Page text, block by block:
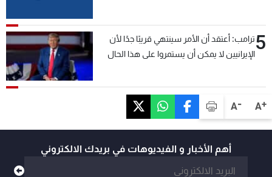
A+
A-
5ترامب: أعتقد أن الأمر سينتهي قريبًا جدًا لأن
الإيرانيين لا يمكن أن يستمروا على هذا الحال
أهم الأخبار و الفيديوهات في بريدك الالكتروني